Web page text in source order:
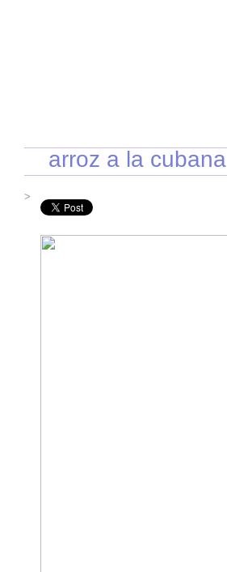
arroz a la cubana
>